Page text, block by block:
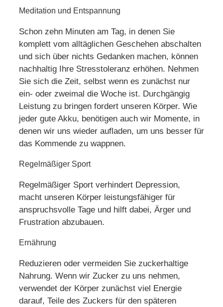
Meditation und Entspannung
Schon zehn Minuten am Tag, in denen Sie
komplett vom alltäglichen Geschehen abschalten
und sich über nichts Gedanken machen, können
nachhaltig Ihre Stresstoleranz erhöhen. Nehmen
Sie sich die Zeit, selbst wenn es zunächst nur
ein- oder zweimal die Woche ist. Durchgängig
Leistung zu bringen fordert unseren Körper. Wie
jeder gute Akku, benötigen auch wir Momente, in
denen wir uns wieder aufladen, um uns besser für
das Kommende zu wappnen.
Regelmäßiger Sport
Regelmäßiger Sport verhindert Depression,
macht unseren Körper leistungsfähiger für
anspruchsvolle Tage und hilft dabei, Ärger und
Frustration abzubauen.
Ernährung
Reduzieren oder vermeiden Sie zuckerhaltige
Nahrung. Wenn wir Zucker zu uns nehmen,
verwendet der Körper zunächst viel Energie
darauf, Teile des Zuckers für den späteren